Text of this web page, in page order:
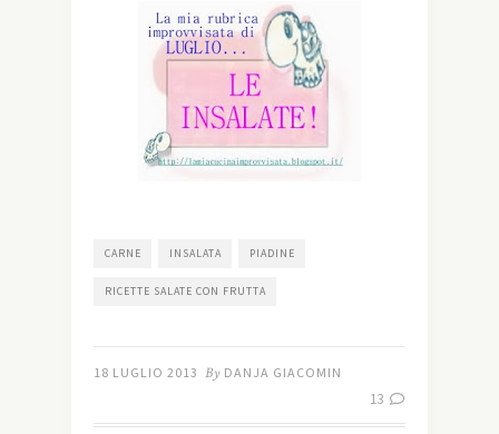
CARNE INSALATA PIADINE
RICETTE SALATE CON FRUTTA
18 LUGLIO 2013 By DANJA GIACOMIN
13